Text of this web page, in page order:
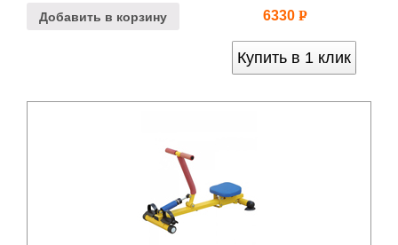
Добавить в корзину 6330 Р
Купить в 1 клик